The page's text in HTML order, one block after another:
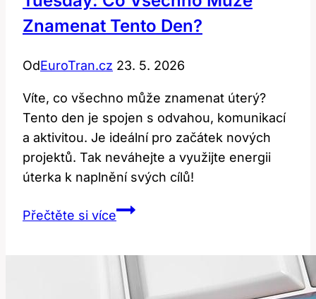
Znamenat Tento Den?
OdEuroTran.cz 23. 5. 2026
Víte, co všechno může znamenat úterý?
Tento den je spojen s odvahou, komunikací
a aktivitou. Je ideální pro začátek nových
projektů. Tak neváhejte a využijte energii
úterka k naplnění svých cílů!
Přečtěte si víceTuesday:
může
znamenat